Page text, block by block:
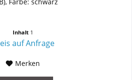
Inhalt 1
auf Anfrage
Merken